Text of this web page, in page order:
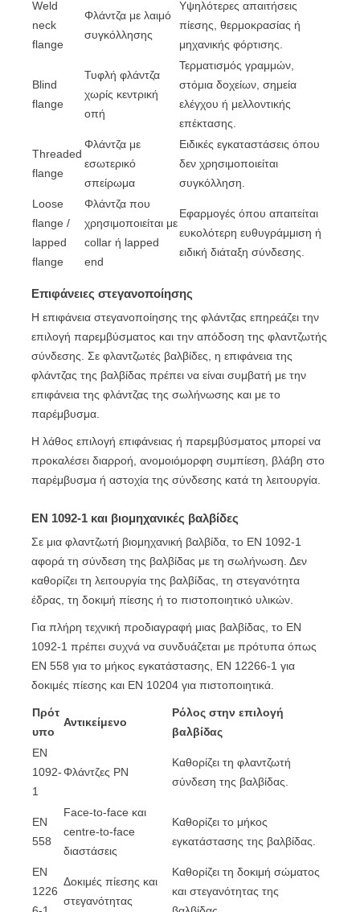
Weld
neck
flange
Φλάντζα με λαιμό
συγκόλλησης
Υψηλότερες απαιτήσεις
πίεσης, θερμοκρασίας ή
μηχανικής φόρτισης.
Blind
flange
Τυφλή φλάντζα
χωρίς κεντρική
οπή
Τερματισμός γραμμών,
στόμια δοχείων, σημεία
ελέγχου ή μελλοντικής
επέκτασης.
Threaded
flange
Φλάντζα με
εσωτερικό
σπείρωμα
Ειδικές εγκαταστάσεις όπου
δεν χρησιμοποιείται
συγκόλληση.
Loose
flange /
lapped
flange
Φλάντζα που
χρησιμοποιείται με
collar ή lapped
end
Εφαρμογές όπου απαιτείται
ευκολότερη ευθυγράμμιση ή
ειδική διάταξη σύνδεσης.
Επιφάνειες στεγανοποίησης
Η επιφάνεια στεγανοποίησης της φλάντζας επηρεάζει την
επιλογή παρεμβύσματος και την απόδοση της φλαντζωτής
σύνδεσης. Σε φλαντζωτές βαλβίδες, η επιφάνεια της
φλάντζας της βαλβίδας πρέπει να είναι συμβατή με την
επιφάνεια της φλάντζας της σωλήνωσης και με το
παρέμβυσμα.
Η λάθος επιλογή επιφάνειας ή παρεμβύσματος μπορεί να
προκαλέσει διαρροή, ανομοιόμορφη συμπίεση, βλάβη στο
παρέμβυσμα ή αστοχία της σύνδεσης κατά τη λειτουργία.
EN 1092-1 και βιομηχανικές βαλβίδες
Σε μια φλαντζωτή βιομηχανική βαλβίδα, το EN 1092-1
αφορά τη σύνδεση της βαλβίδας με τη σωλήνωση. Δεν
καθορίζει τη λειτουργία της βαλβίδας, τη στεγανότητα
έδρας, τη δοκιμή πίεσης ή το πιστοποιητικό υλικών.
Για πλήρη τεχνική προδιαγραφή μιας βαλβίδας, το EN
1092-1 πρέπει συχνά να συνδυάζεται με πρότυπα όπως
EN 558 για το μήκος εγκατάστασης, EN 12266-1 για
δοκιμές πίεσης και EN 10204 για πιστοποιητικά.
Πρότ
υπο
Αντικείμενο
Ρόλος στην επιλογή
βαλβίδας
EN
1092-
1
Φλάντζες PN
Καθορίζει τη φλαντζωτή
σύνδεση της βαλβίδας.
EN
558
Face-to-face και
centre-to-face
διαστάσεις
Καθορίζει το μήκος
εγκατάστασης της βαλβίδας.
EN
1226
Δοκιμές πίεσης και
στεγανότητας
Καθορίζει τη δοκιμή σώματος
και στεγανότητας της